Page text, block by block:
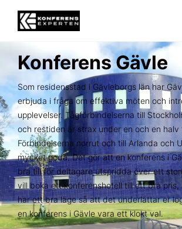
Konferens Gävle
Som residensstad i Gävleborgs län har
erbjuda i fråga om effektiva möten och
upplevelser. Tågförbindelserna till
och restiden är strax under en och en halv
Förbindelserna norrut och till Arlanda och
mycket goda. Det gör att en konferens i
bra till för deltagare utspridda över ett
vill boka ett konferenshotell till ett bra pris,
har ett bra läge så att det underlättar er
en konferens i Gävle vara ett klokt val.